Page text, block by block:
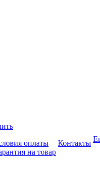
оплаты
на товар
Контакты